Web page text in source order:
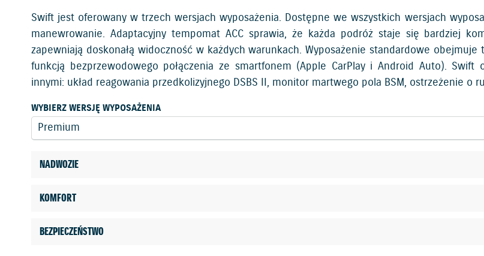
Swift jest oferowany w trzech wersjach wyposażenia. Dostępne we wszystkich wersjach
manewrowanie. Adaptacyjny tempomat ACC sprawia, że każda podróż staje się bardziej
zapewniają doskonałą widoczność w każdych warunkach. Wyposażenie standardowe
funkcją bezprzewodowego połączenia ze smartfonem (Apple CarPlay i Android Auto). Swift
innymi: układ reagowania przedkolizyjnego DSBS II, monitor martwego pola BSM, ostrzeżenie o
WYBIERZ WERSJĘ WYPOSAŻENIA
NADWOZIE
KOMFORT
BEZPIECZEŃSTWO